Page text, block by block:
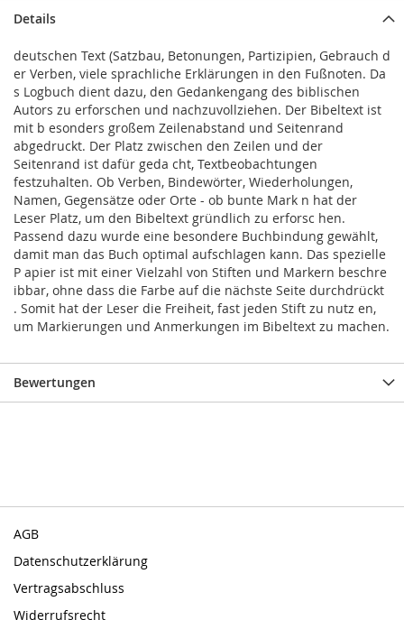
Details
deutschen Text (Satzbau, Betonungen, Partizipien, Gebrauch d
er Verben, viele sprachliche Erklärungen in den Fußnoten. Da
s Logbuch dient dazu, den Gedankengang des biblischen
Autors zu erforschen und nachzuvollziehen. Der Bibeltext ist
mit b esonders großem Zeilenabstand und Seitenrand
abgedruckt. Der Platz zwischen den Zeilen und der
Seitenrand ist dafür geda cht, Textbeobachtungen
festzuhalten. Ob Verben, Bindewörter, Wiederholungen,
Namen, Gegensätze oder Orte - ob bunte Mark n hat der
Leser Platz, um den Bibeltext gründlich zu erforsc hen.
Passend dazu wurde eine besondere Buchbindung gewählt,
damit man das Buch optimal aufschlagen kann. Das spezielle
P apier ist mit einer Vielzahl von Stiften und Markern beschre
ibbar, ohne dass die Farbe auf die nächste Seite durchdrückt
. Somit hat der Leser die Freiheit, fast jeden Stift zu nutz en,
um Markierungen und Anmerkungen im Bibeltext zu machen.
Bewertungen
AGB
Datenschutzerklärung
Vertragsabschluss
Widerrufsrecht